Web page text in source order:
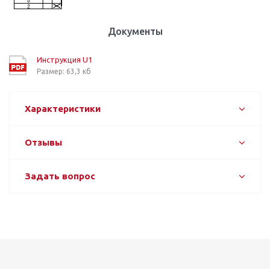
Документы
Инструкция U1
Размер: 63,3 кб
Характеристики
Отзывы
Задать вопрос